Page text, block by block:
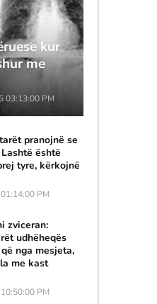
kur
me
03:13:00 PM
pranojnë se
është
tyre, kërkojnë
PM
zviceran:
udhëheqës
nga mesjeta,
me kast
PM